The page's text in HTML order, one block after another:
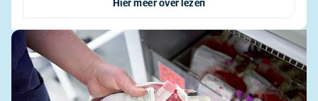
Hier meer over lezen